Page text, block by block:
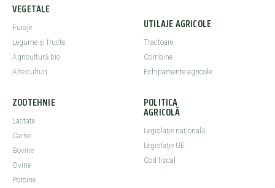
VEGETALE
Furaje
Legume şi fructe
Agricultură bio
Alte culturi
UTILAJE AGRICOLE
Tractoare
Combine
Echipamente agricole
ZOOTEHNIE
Lactate
Carne
Bovine
Ovine
Porcine
POLITICA
AGRICOLĂ
Legislaţie naţională
Legislaţie UE
Cod fiscal